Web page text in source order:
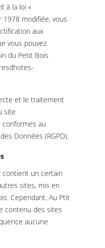
à la loi «
modifiée, vous
aux
vous pouvez
du Petit Bois
et le traitement
site
au
Données (RGPD).
contient un certain
sites, mis en
Cependant, Au Ptit
contenu des sites
aucune